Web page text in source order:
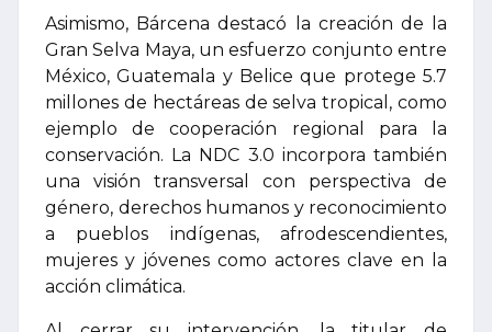
Asimismo, Bárcena destacó la creación de la
Gran Selva Maya, un esfuerzo conjunto entre
México, Guatemala y Belice que protege 5.7
millones de hectáreas de selva tropical, como
ejemplo de cooperación regional para la
conservación. La NDC 3.0 incorpora también
una visión transversal con perspectiva de
género, derechos humanos y reconocimiento
a pueblos indígenas, afrodescendientes,
mujeres y jóvenes como actores clave en la
acción climática.